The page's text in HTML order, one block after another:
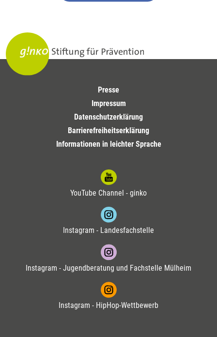
Presse
Impressum
Datenschutzerklärung
Barrierefreiheitserklärung
Informationen in leichter Sprache
YouTube Channel - ginko
Instagram - Landesfachstelle
Instagram - Jugendberatung und Fachstelle Mülheim
Instagram - HipHop-Wettbewerb